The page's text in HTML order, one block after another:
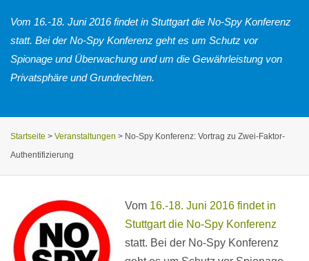
Vom 16.-18. Juni 2016 findet in Stuttgart die No-Spy Konferenz
statt. Bei der No-Spy Konferenz geht es um Schutz vor
Spionage und Überwachung und um die Gewährleistung von
Privatsphäre und Grundrechten.
Startseite > Veranstaltungen > No-Spy Konferenz: Vortrag zu Zwei-Faktor-
Authentifizierung
Vom 16.-18. Juni 2016 findet in
Stuttgart die No-Spy Konferenz
statt. Bei der No-Spy Konferenz